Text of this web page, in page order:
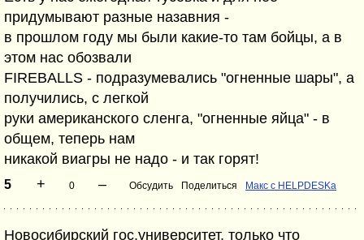
придумывают разные назавния -
в прошлом году мы были какие-то там бойцы, а в
этом нас обозвали
FIREBALLS - подразумевались "огненные шары", а
получились, с легкой
руки американского сленга, "огненные яйца" - в
общем, теперь нам
никакой виагры не надо - и так горят!
5 + 0 – Обсудить Поделиться Макс с HELPDESKa
Новосибирский гос.университет, только что